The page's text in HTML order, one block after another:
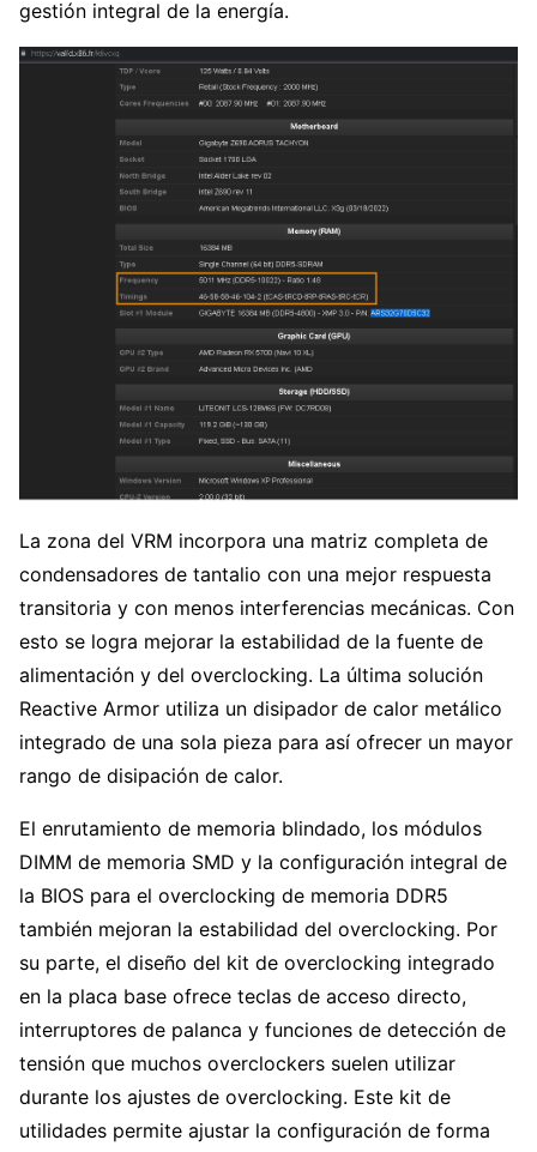
gestión integral de la energía.
La zona del VRM incorpora una matriz completa de
condensadores de tantalio con una mejor respuesta
transitoria y con menos interferencias mecánicas. Con
esto se logra mejorar la estabilidad de la fuente de
alimentación y del overclocking. La última solución
Reactive Armor utiliza un disipador de calor metálico
integrado de una sola pieza para así ofrecer un mayor
rango de disipación de calor.
El enrutamiento de memoria blindado, los módulos
DIMM de memoria SMD y la configuración integral de
la BIOS para el overclocking de memoria DDR5
también mejoran la estabilidad del overclocking. Por
su parte, el diseño del kit de overclocking integrado
en la placa base ofrece teclas de acceso directo,
interruptores de palanca y funciones de detección de
tensión que muchos overclockers suelen utilizar
durante los ajustes de overclocking. Este kit de
utilidades permite ajustar la configuración de forma